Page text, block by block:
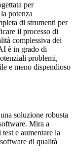
per
potenza
di strumenti per
il processo di
complessiva dei
è in grado di
problemi,
e meno dispendioso
soluzione robusta
Mira a
e aumentare la
di qualità